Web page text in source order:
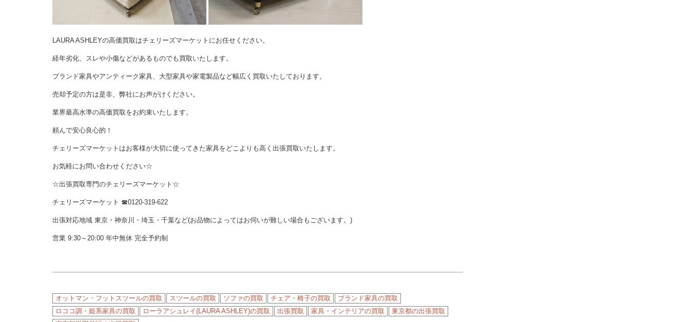
LAURA ASHLEYの高価買取はチェリーズマーケットにお任せください。
経年劣化、スレや小傷などがあるものでも買取いたします。
ブランド家具やアンティーク家具、大型家具や家電製品など幅広く買取いたしております。
売却予定の方は是非、弊社にお声がけください。
業界最高水準の高価買取をお約束いたします。
頼んで安心良心的！
チェリーズマーケットはお客様が大切に使ってきた家具をどこよりも高く出張買取いたします。
お気軽にお問い合わせください☆
☆出張買取専門のチェリーズマーケット☆
チェリーズマーケット ☎︎0120-319-622
出張対応地域 東京・神奈川・埼玉・千葉など(お品物によってはお伺いが難しい場合もございます。)
営業 9:30～20:00 年中無休 完全予約制
オットマン・フットスツールの買取 スツールの買取 ソファの買取 チェア・椅子の買取
ブランド家具の買取
ロココ調・姫系家具の買取
ローラアシュレイ(LAURA ASHLEY)の買取 出張買取 家具・インテリアの買取
東京都の出張買取